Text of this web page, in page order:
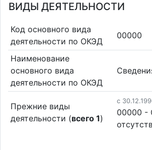
ВИДЫ ДЕЯТЕЛЬНОСТИ
Код основного вида
деятельности по ОКЭД
00000
Наименование
основного вида
деятельности по ОКЭД
Прежние виды
деятельности (всего 1)
c
00000 -